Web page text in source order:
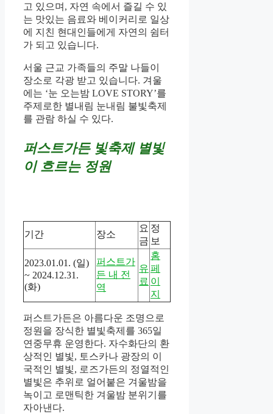
고 있으며, 자연 속에서 즐길 수 있
는 맛있는 음료와 베이커리로 일상
에 지친 현대인들에게 자연의 쉼터
가 되고 있습니다.
서울 근교 가족들의 주말 나들이
장소로 각광 받고 있습니다. 겨울
에는 ‘눈 오는밤 LOVE STORY’를
주제로한 별내림 눈내림 불빛축제
를 관람 하실 수 있다.
퍼스트가든 빛축제 별빛
이 흐르는 정원
기간 장소
요
금
정
보
2023.01.01. (일)
~ 2024.12.31.
(화)
퍼스트가
든 내 전
역
유
료
홈
페
이
지
퍼스트가든은 아름다운 조명으로
정원을 장식한 별빛축제를 365일
연중무휴 운영한다. 자수화단의 환
상적인 별빛, 토스카나 광장의 이
국적인 별빛, 로즈가든의 정열적인
별빛은 추위로 얼어붙은 겨울밤을
녹이고 로맨틱한 겨울밤 분위기를
자아낸다.